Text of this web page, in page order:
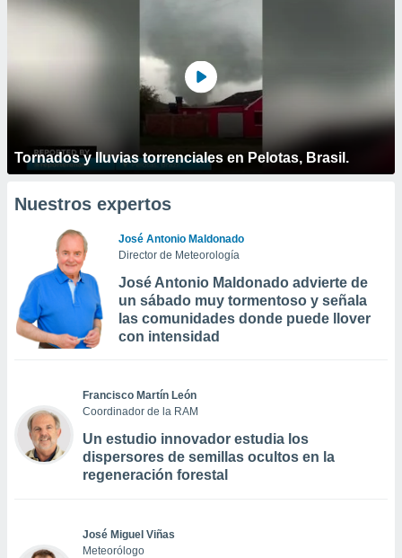
Tornados y lluvias torrenciales en Pelotas, Brasil.
Nuestros expertos
José Antonio Maldonado
Director de Meteorología
José Antonio Maldonado advierte de
un sábado muy tormentoso y señala
las comunidades donde puede llover
con intensidad
Francisco Martín León
Coordinador de la RAM
Un estudio innovador estudia los
dispersores de semillas ocultos en la
regeneración forestal
José Miguel Viñas
Meteorólogo